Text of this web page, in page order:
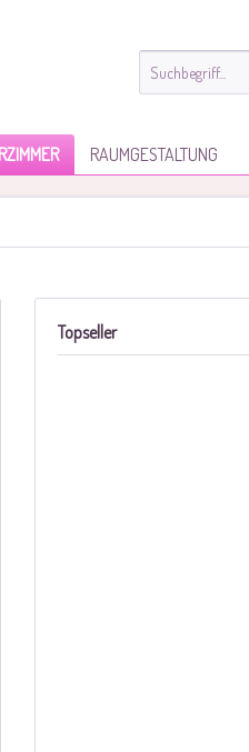
RAUMGESTALTUNG
Topseller